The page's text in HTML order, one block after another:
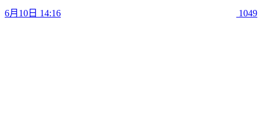
6月10日 14:16 1049